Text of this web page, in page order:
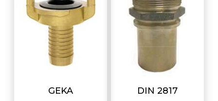
GEKA DIN 2817